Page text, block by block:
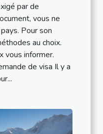
par de
vous ne
Pour son
au choix.
vous informer.
de visa Il y a